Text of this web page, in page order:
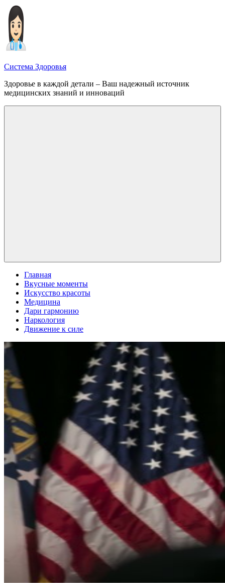
Перейти
содержимому
Система Здоровья
Здоровье в каждой детали – Ваш надежный источник
медицинских знаний и инноваций
Главная
Вкусные моменты
Искусство красоты
Медицина
Дари гармонию
Наркология
Движение к силе